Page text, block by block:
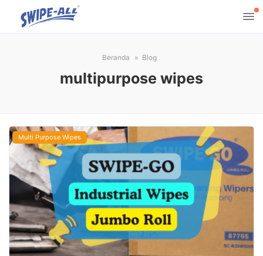
Beranda Blog
multipurpose wipes
Multi Purpose Wipes